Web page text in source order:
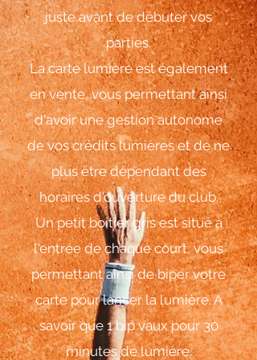
juste avant de débuter vos
parties.
La carte lumière est également
en vente, vous permettant ainsi
d'avoir une gestion autonome
de vos crédits lumières et de ne
plus être dépendant des
horaires d'ouverture du club.
Un petit boitier gris est situé à
l'entrée de chaque court, vous
permettant ainsi de biper votre
carte pour lancer la lumière. A
savoir que 1 bip vaux pour 30
minutes de lumière.